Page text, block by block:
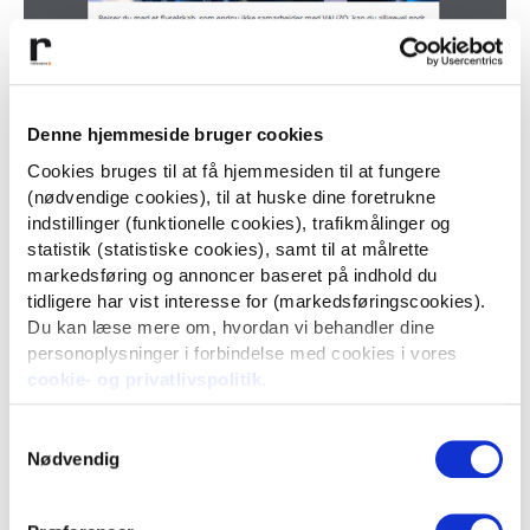
Denne hjemmeside bruger cookies
Cookies bruges til at få hjemmesiden til at fungere
(nødvendige cookies), til at huske dine foretrukne
indstillinger (funktionelle cookies), trafikmålinger og
statistik (statistiske cookies), samt til at målrette
markedsføring og annoncer baseret på indhold du
tidligere har vist interesse for (markedsføringscookies).
Du kan læse mere om, hvordan vi behandler dine
personoplysninger i forbindelse med cookies i vores
cookie- og privatlivspolitik
Nødvendig